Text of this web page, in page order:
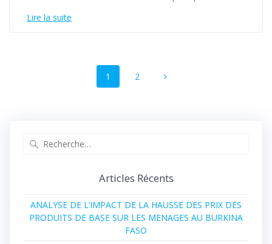
Lire la suite
Navigation
des
Page
1 Page
2
Articles Récents
ANALYSE DE L’IMPACT DE LA HAUSSE DES PRIX DES
PRODUITS DE BASE SUR LES MENAGES AU BURKINA
FASO